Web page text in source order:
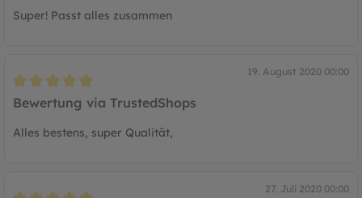
Super! Passt alles zusammen
19. August 2020 00:00
Bewertung mit 5 von 5 Sternen
Bewertung via TrustedShops
Alles bestens, super Qualität,
27. Juli 2020 00:00